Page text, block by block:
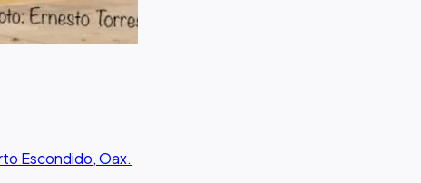
Escondido, Oax.